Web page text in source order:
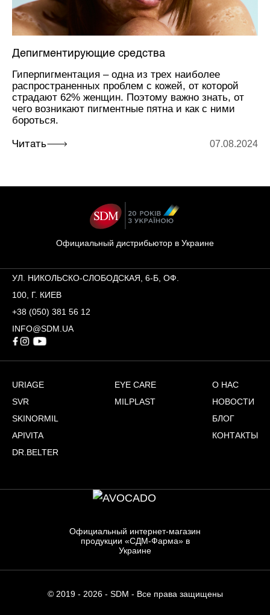
Депигментирующие средства
Гиперпигментация – одна из трех наиболее
распространенных проблем с кожей, от которой
страдают 62% женщин. Поэтому важно знать, от
чего возникают пигментные пятна и как с ними
бороться.
Читать 07.08.2024
Официальный дистрибьютор в Украине
УЛ. НИКОЛЬСКО-СЛОБОДСКАЯ, 6-Б, ОФ.
100, Г. КИЕВ
+38 (050) 381 56 12
INFO@SDM.UA
URIAGE
SVR
SKINORMIL
APIVITA
DR.BELTER
EYE CARE
MILPLAST
О НАС
НОВОСТИ
БЛОГ
КОНТАКТЫ
Официальный интернет-магазин
продукции «СДМ-Фарма» в
Украине
© 2019 - 2026 - SDM - Все права защищены